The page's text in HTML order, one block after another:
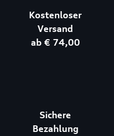
Kostenloser
Versand
ab € 74,00
Sichere
Bezahlung